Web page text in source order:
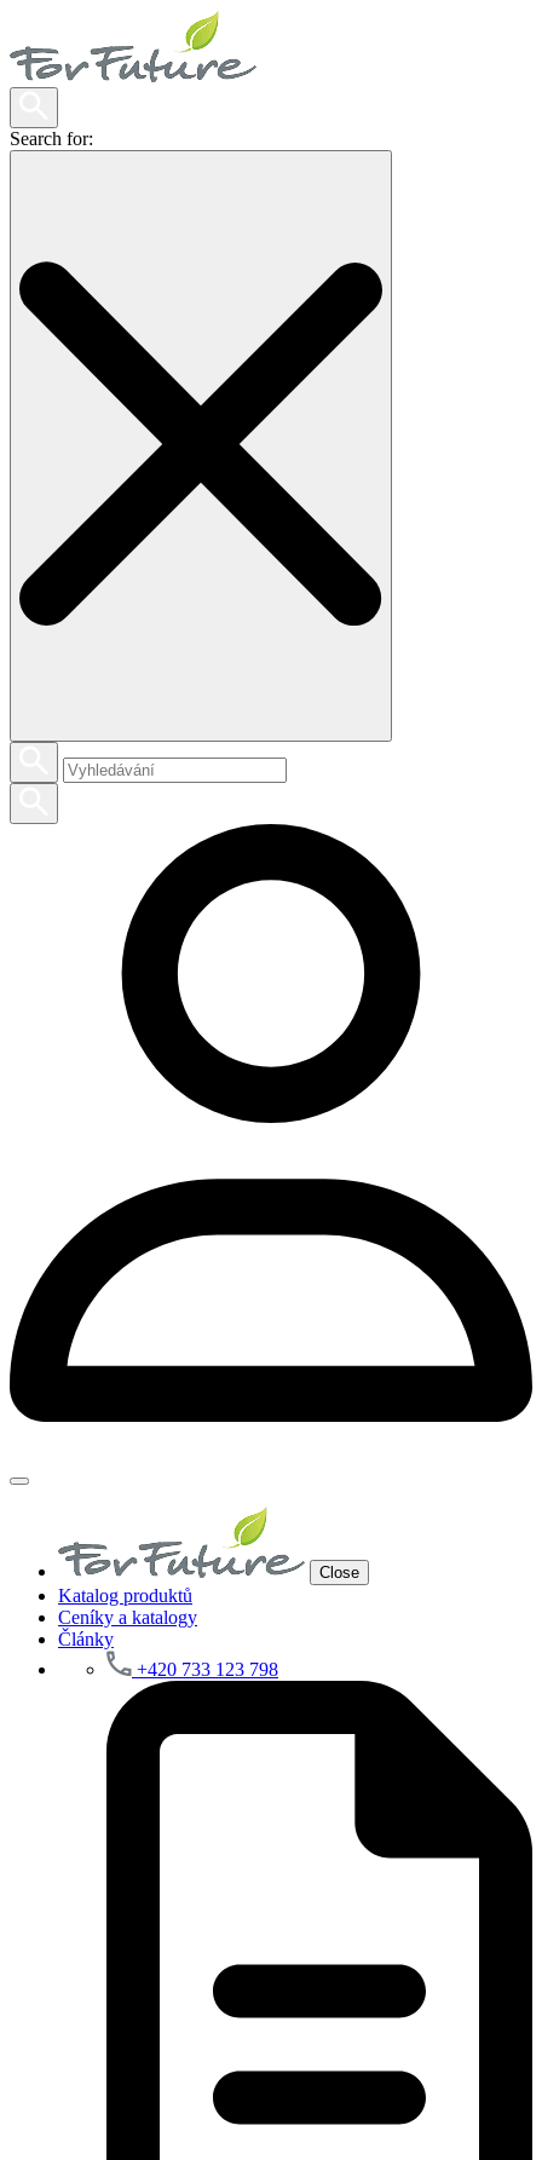
Search for:
Close
Katalog produktů
Ceníky a katalogy
Články
+420 733 123 798